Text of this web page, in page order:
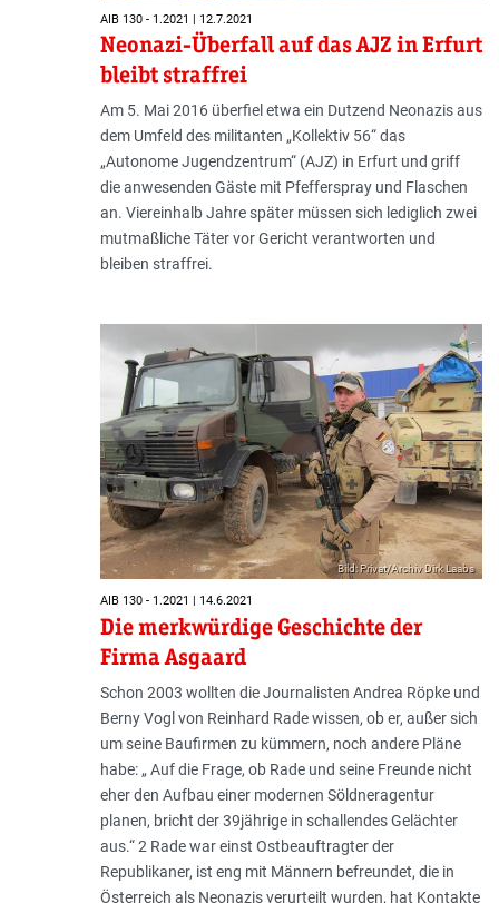
AIB 130 - 1.2021 | 12.7.2021
Neonazi-Überfall auf das AJZ in Erfurt
bleibt straffrei
Am 5. Mai 2016 überfiel etwa ein Dutzend Neonazis aus
dem Umfeld des militanten „Kollektiv 56“ das
„Autonome Jugendzentrum“ (AJZ) in Erfurt und griff
die anwesenden Gäste mit Pfefferspray und Flaschen
an. Viereinhalb Jahre später müssen sich lediglich zwei
mutmaßliche Täter vor Gericht verantworten und
bleiben straffrei.
Bild: Privat/Archiv Dirk Laabs
AIB 130 - 1.2021 | 14.6.2021
Die merkwürdige Geschichte der
Firma Asgaard
Schon 2003 wollten die Journalisten Andrea Röpke und
Berny Vogl von Reinhard Rade wissen, ob er, außer sich
um seine Baufirmen zu kümmern, noch andere Pläne
habe: „ Auf die Frage, ob Rade und seine Freunde nicht
eher den Aufbau einer modernen Söldneragentur
planen, bricht der 39jährige in schallendes Gelächter
aus.“ 2 Rade war einst Ostbeauftragter der
Republikaner, ist eng mit Männern befreundet, die in
Österreich als Neonazis verurteilt wurden, hat Kontakte